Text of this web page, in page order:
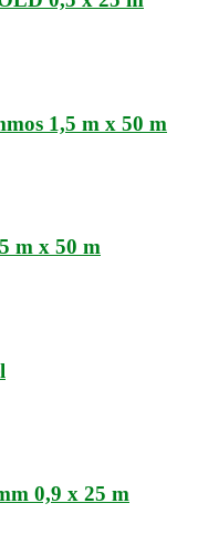
1,5 m x 50 m
m x 50 m
0,9 x 25 m